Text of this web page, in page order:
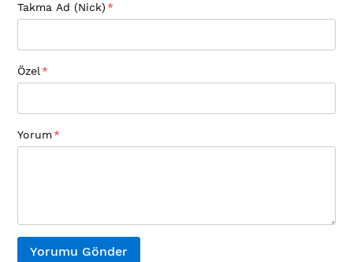
Takma Ad (Nick)
Özel
Yorum
Yorumu Gönder